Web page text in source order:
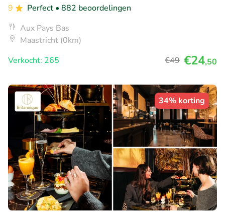
9
Perfect • 882 beoordelingen
Aux Pays Bas
Maastricht (0km)
Verkocht: 265
€49 €24,50
34% korting